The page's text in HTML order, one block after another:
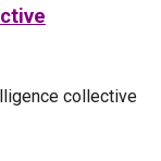
collective